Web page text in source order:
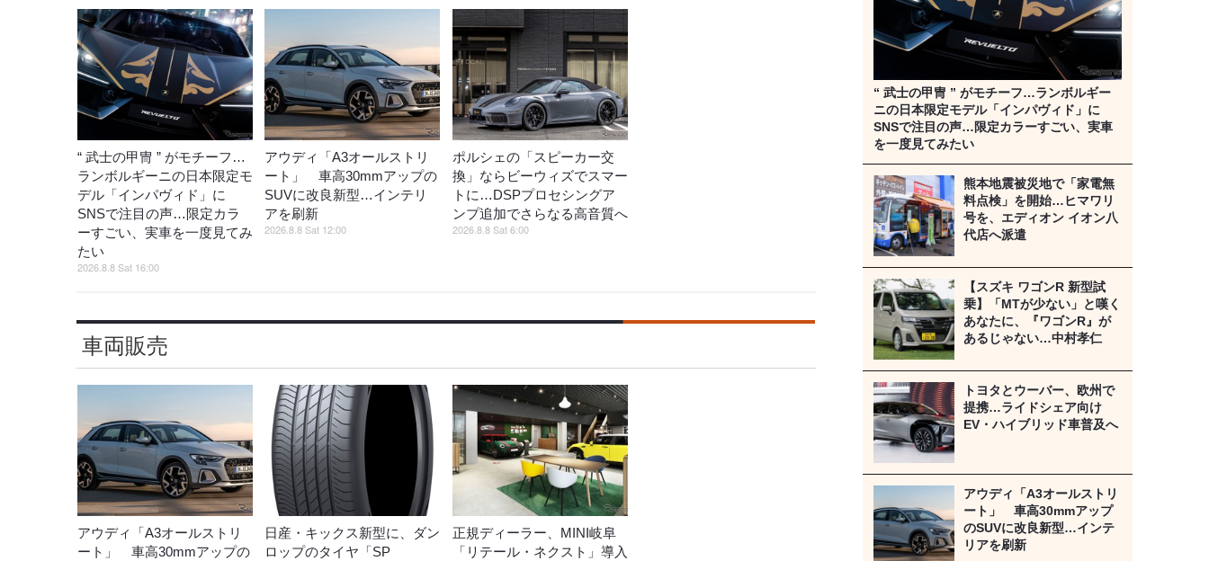
“ 武士の甲冑 ” がモチーフ…
ランボルギーニの日本限定モ
デル「インパヴィド」に
SNSで注目の声…限定カラ
ーすごい、実車を一度見てみ
たい
2026.8.8 Sat 16:00
アウディ「A3オールストリ
ート」 車高30mmアップの
SUVに改良新型…インテリ
アを刷新
2026.8.8 Sat 12:00
ポルシェの「スピーカー交
換」ならビーウィズでスマー
トに…DSPプロセシングア
ンプ追加でさらなる高音質へ
2026.8.8 Sat 6:00
車両販売
アウディ「A3オールストリ
ート」 車高30mmアップの
日産・キックス新型に、ダン
ロップのタイヤ「SP
正規ディーラー、MINI岐阜
「リテール・ネクスト」導入
“ 武士の甲冑 ” がモチーフ…ランボルギー
ニの日本限定モデル「インパヴィド」に
SNSで注目の声…限定カラーすごい、実車
を一度見てみたい
熊本地震被災地で「家電無
料点検」を開始…ヒマワリ
号を、エディオン イオン八
代店へ派遣
【スズキ ワゴンR 新型試
乗】「MTが少ない」と嘆く
あなたに、『ワゴンR』が
あるじゃない…中村孝仁
トヨタとウーバー、欧州で
提携…ライドシェア向け
EV・ハイブリッド車普及へ
アウディ「A3オールストリ
ート」 車高30mmアップ
のSUVに改良新型…インテ
リアを刷新